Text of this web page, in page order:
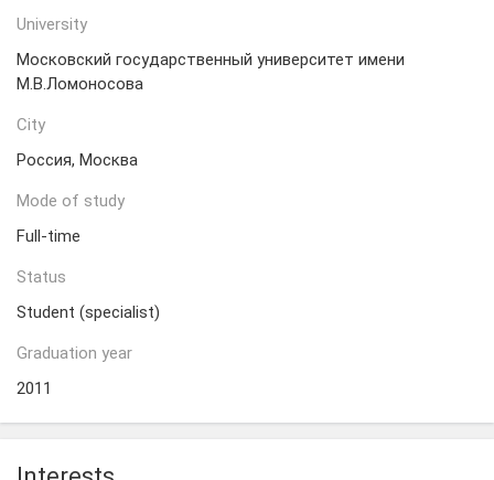
University
Московский государственный университет имени
М.В.Ломоносова
City
Россия, Москва
Mode of study
Full-time
Status
Student (specialist)
Graduation year
2011